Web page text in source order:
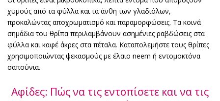
χυμούς από τα φύλλα και τα άνθη των γλαδιόλων,
προκαλώντας αποχρωματισμό και παραμορφώσεις. Τα κοινά
σημάδια του θρίπα περιλαμβάνουν ασημένιες ραβδώσεις στα
φύλλα και καφέ άκρες στα πέταλα. Καταπολεμήστε τους θρίπες
χρησιμοποιώντας ψεκασμούς με έλαιο neem ή εντομοκτόνα
σαπούνια.
Αφίδες: Πώς να τις εντοπίσετε και να τις